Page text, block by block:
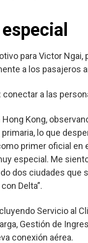
para Victor Ngai,
a los pasajeros
a las
Kong,
lo que
primer oficial en
especial. Me
dos ciudades que
Delta”.
Servicio al
Gestión de
conexión aérea.